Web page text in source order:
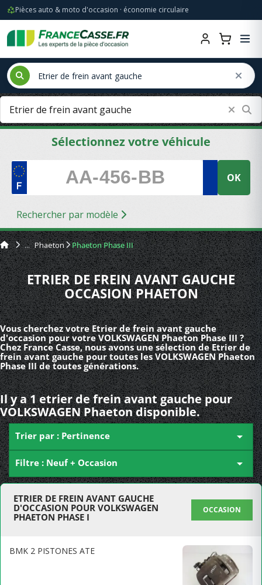
Pièces auto & moto d'occasion · économie circulaire
Sélectionnez votre véhicule
OK
Rechercher par modèle
Phaeton Phaeton Phase III
ETRIER DE FREIN AVANT GAUCHE
OCCASION PHAETON
Vous cherchez votre Etrier de frein avant gauche
d'occasion pour votre VOLKSWAGEN Phaeton Phase III ?
Chez France Casse, nous avons une sélection de Etrier de
frein avant gauche pour toutes les VOLKSWAGEN Phaeton
Phase III de toutes générations.
Il y a 1 etrier de frein avant gauche pour
VOLKSWAGEN Phaeton disponible.
Trier par : Pertinence 
Filtre : Neuf + Occasion 
ETRIER DE FREIN AVANT GAUCHE
D'OCCASION POUR VOLKSWAGEN
PHAETON PHASE I
OCCASION
BMK 2 PISTONES ATE